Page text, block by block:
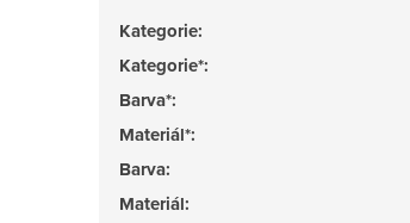
Kategorie:
Kategorie*:
Barva*:
Materiál*:
Barva:
Materiál: